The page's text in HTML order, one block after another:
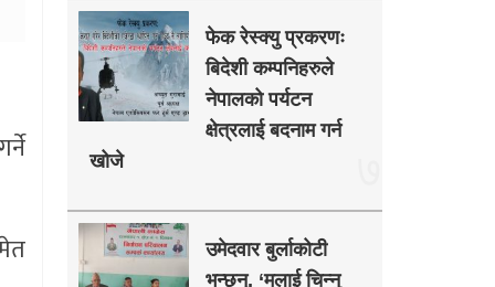
फेक रेस्क्यु प्रकरणः
बिदेशी कम्पनिहरुले
नेपालको पर्यटन
क्षेत्रलाई बदनाम गर्न
खोजे
उमेदवार बुर्लाकोटी
भन्छन्, ‘मलाई चिन्नु